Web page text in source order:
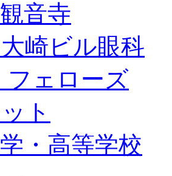
観音寺
崎ビル眼科
フェローズ
ト
・高等学校